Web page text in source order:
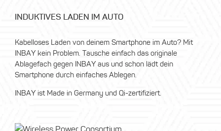
INDUKTIVES LADEN IM AUTO
Kabelloses Laden von deinem Smartphone im Auto? Mit
INBAY kein Problem. Tausche einfach das originale
Ablagefach gegen INBAY aus und schon lädt dein
Smartphone durch einfaches Ablegen.
INBAY ist Made in Germany und Qi-zertifiziert.